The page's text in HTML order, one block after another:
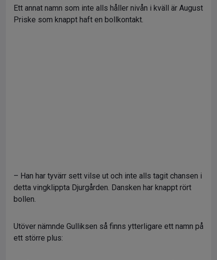
Ett annat namn som inte alls håller nivån i kväll är August
Priske som knappt haft en bollkontakt.
– Han har tyvärr sett vilse ut och inte alls tagit chansen i
detta vingklippta Djurgården. Dansken har knappt rört
bollen.
Utöver nämnde Gulliksen så finns ytterligare ett namn på
ett större plus: